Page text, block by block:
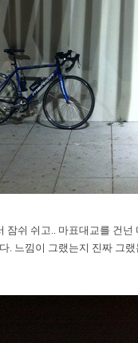
잠쉬 쉬고.. 마표대교를 건
. 느낌이 그랬는지 진짜 그